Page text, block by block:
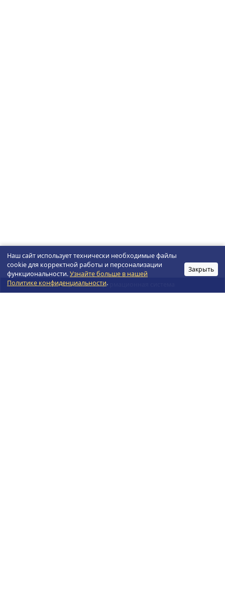
Электронная информационная система
Наш сайт использует технически необходимые файлы
cookie для корректной работы и персонализации
функциональности.Узнайте больше в нашей
Политике конфиденциальности.
Закрыть